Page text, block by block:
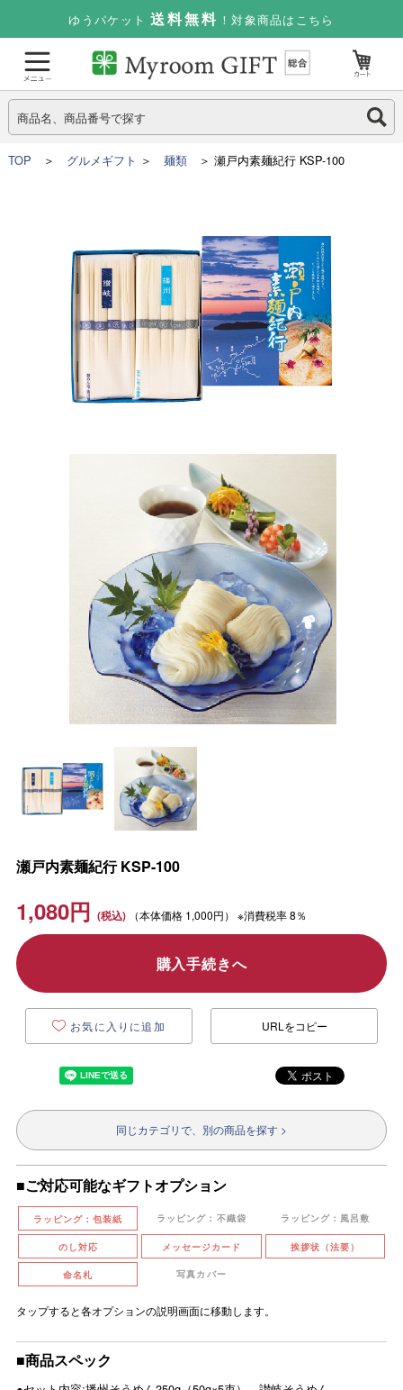
ゆうパケット 送料無料 ！対象商品はこちら
TOP ＞ グルメギフト ＞ 麺類＞ 瀬戸内素麺紀行 KSP-100
瀬戸内素麺紀行 KSP-100
1,080円 （本体価格 1,000円） ※消費税率 8％
購入手続きへ
お気に入りに追加 URLをコピー
同じカテゴリで、別の商品を探す >
■ご対応可能なギフトオプション
ラッピング：包装紙 ラッピング：不織袋 ラッピング：風呂敷
のし対応 メッセージカード 挨拶状（法要）
命名札 写真カバー
タップすると各オプションの説明画面に移動します。
■商品スペック